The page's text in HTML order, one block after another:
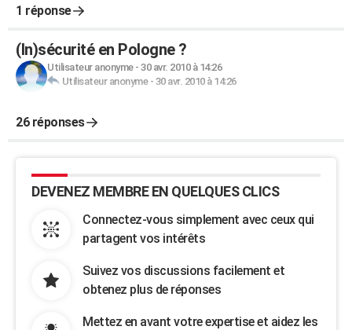
1 réponse
(In)sécurité en Pologne ?
Utilisateur anonyme- 30 avr. 2010 à 14:26
Utilisateur anonyme- 30 avr. 2010 à 14:26
26 réponses
DEVENEZ MEMBRE EN QUELQUES CLICS
Connectez-vous simplement avec ceux qui
partagent vos intérêts
Suivez vos discussions facilement et
obtenez plus de réponses
Mettez en avant votre expertise et aidez les